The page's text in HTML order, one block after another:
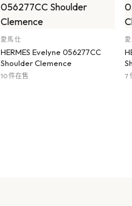
愛馬仕
HERMES Evelyne 056277CC
Shoulder Clemence
10 件在售 7